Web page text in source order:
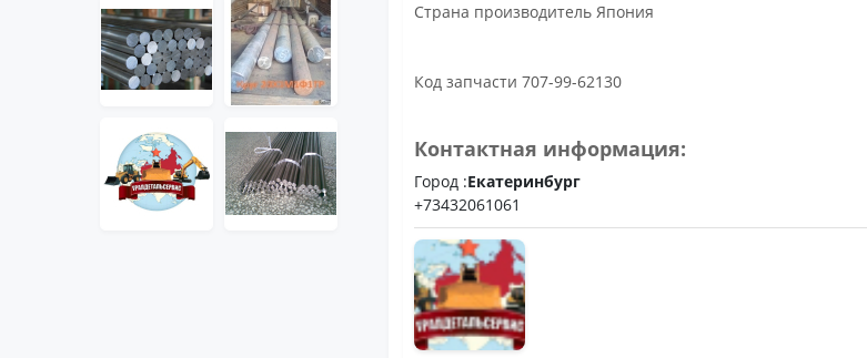
Страна производитель Япония
Код запчасти 707-99-62130
Контактная информация:
Город :Екатеринбург
+73432061061